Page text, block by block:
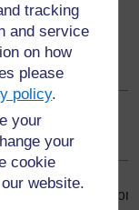
tracking
and service
on how
please
policy.
your
your
cookie
website.
vos élèves.
– chaque
une propriété.
ne